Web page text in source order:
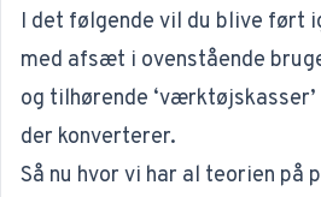
I det følgende vil du blive ført
med afsæt i ovenstående
og tilhørende
der konverterer.
Så nu hvor vi har al teorien på